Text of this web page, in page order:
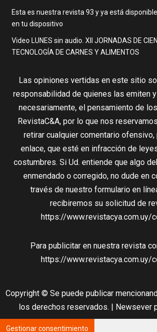
Esta es nuestra revista 93 y ya está
en tu dispositivo
Video LUNES sin audio. XII JORNADAS DE
TECNOLOGÍA DE CARNES Y ALIMENTOS
Las opiniones vertidas en este sitio
responsabilidad de quienes las emiten
necesariamente, el pensamiento de
RevistaC&A, por lo que nos
retirar cualquier comentario ofensivo,
enlace, que esté en infracción de
costumbres. Si Ud. entiende que algo
enmendado o corregido, no dude en
través de nuestro formulario en
recibiremos su solicitud de
https://www.revistacya.com.uy/
Para publicitar en nuestra revista
https://www.revistacya.com.uy/
Copyright © Se puede publicar
los derechos reservados. | Newsever
Gestionar consentimiento